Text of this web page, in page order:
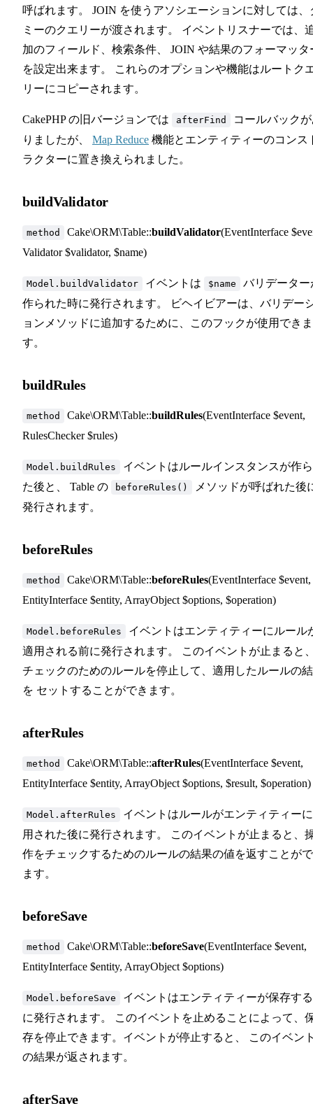
呼ばれます。 JOIN を使うアソシエーションに対しては、
ミーのクエリーが渡されます。 イベントリスナーでは、
加のフィールド、検索条件、 JOIN や結果のフォーマッタ
を設定出来ます。 これらのオプションや機能はルートク
リーにコピーされます。
CakePHP の旧バージョンでは afterFind
コールバック
りましたが、 Map Reduce 機能とエンティティーのコンス
ラクターに置き換えられました。
buildValidator
method Cake\ORM\Table::buildValidator(EventInterface
Validator $validator, $name)
Model.buildValidator イベントは $name
バリデーター
作られた時に発行されます。 ビヘイビアーは、バリデー
ョンメソッドに追加するために、このフックが使用できま
す。
buildRules
method Cake\ORM\Table::buildRules(EventInterface $event,
RulesChecker $rules)
Model.buildRules
イベントはルールインスタンスが作
た後と、 Table の
beforeRules()
メソッドが呼ばれた後
発行されます。
beforeRules
method Cake\ORM\Table::beforeRules(EventInterface $event,
EntityInterface $entity, ArrayObject $options, $operation)
Model.beforeRules
イベントはエンティティーにルール
適用される前に発行されます。 このイベントが止まると
チェックのためのルールを停止して、適用したルールの
を セットすることができます。
afterRules
method Cake\ORM\Table::afterRules(EventInterface $event,
EntityInterface $entity, ArrayObject $options, $result, $operation)
Model.afterRules
イベントはルールがエンティティー
用された後に発行されます。 このイベントが止まると、
作をチェックするためのルールの結果の値を返すことが
ます。
beforeSave
method Cake\ORM\Table::beforeSave(EventInterface $event,
EntityInterface $entity, ArrayObject $options)
Model.beforeSave
イベントはエンティティーが保存す
に発行されます。 このイベントを止めることによって、
存を停止できます。イベントが停止すると、 このイベン
の結果が返されます。
afterSave